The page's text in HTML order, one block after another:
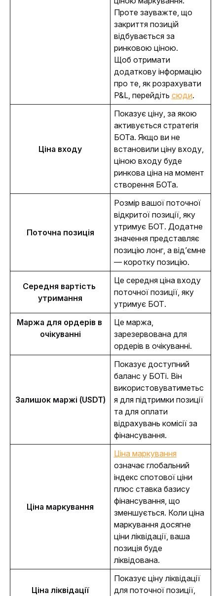
Проте зауважте, що
закриття позицій
відбувається за
ринковою ціною.
Щоб отримати
додаткову інформацію
про те, як розрахувати
P&L, перейдіть сюди.
Ціна входу
Показує ціну, за якою
активується стратегія
БОТа. Якщо ви не
встановили ціну входу,
ціною входу буде
ринкова ціна на момент
створення БОТа.
Поточна позиція
Розмір вашої поточної
відкритої позиції, яку
утримує БОТ. Додатне
значення представляє
позицію лонг, а від’ємне
— коротку позицію.
Середня вартість
утримання
Це середня ціна входу
поточної позиції, яку
утримує БОТ.
Маржа для ордерів в
очікуванні
Це маржа,
зарезервована для
ордерів в очікуванні.
Залишок маржі (USDT)
Показує доступний
баланс у БОТі. Він
використовуватиметьс
я для підтримки позиції
та для оплати
відрахувань комісії за
фінансування.
Ціна маркування
Ціна маркування
означає глобальний
індекс спотової ціни
плюс ставка базису
фінансування, що
зменшується. Коли ціна
маркування досягне
ціни ліквідації, ваша
позиція буде
ліквідована.
Ціна ліквідації
Показує ціну ліквідації
для поточної позиції,